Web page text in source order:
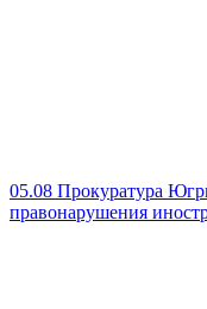
05.08 Прокуратура
правонарушения